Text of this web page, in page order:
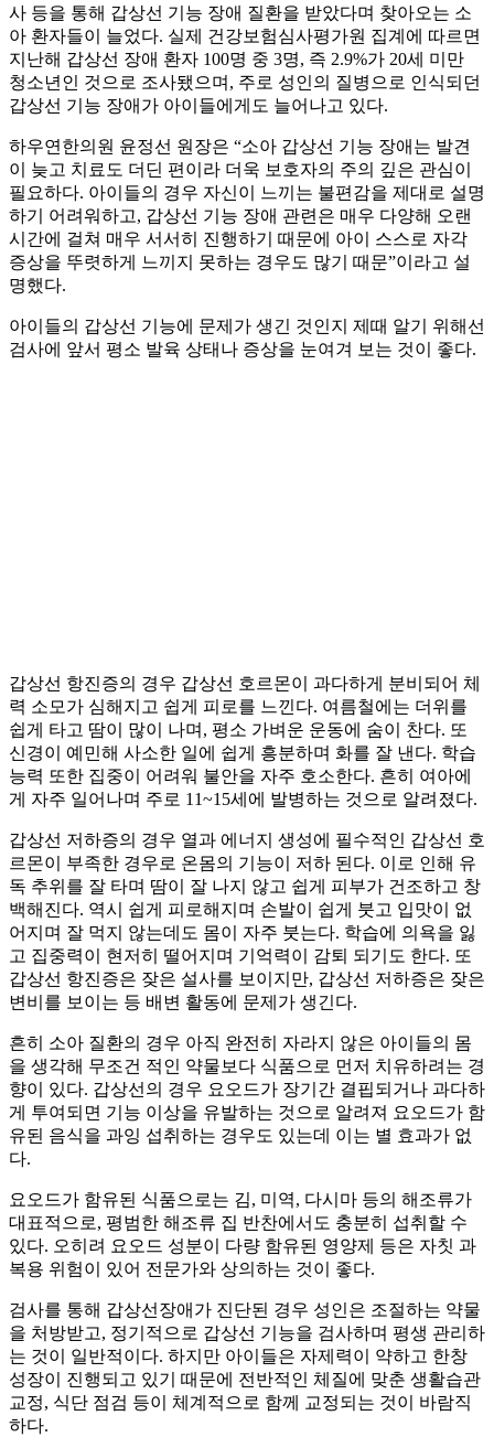
사 등을 통해 갑상선 기능 장애 질환을 받았다며 찾아오는 소
아 환자들이 늘었다. 실제 건강보험심사평가원 집계에 따르면
지난해 갑상선 장애 환자 100명 중 3명, 즉 2.9%가 20세 미만
청소년인 것으로 조사됐으며, 주로 성인의 질병으로 인식되던
갑상선 기능 장애가 아이들에게도 늘어나고 있다.
하우연한의원 윤정선 원장은 “소아 갑상선 기능 장애는 발견
이 늦고 치료도 더딘 편이라 더욱 보호자의 주의 깊은 관심이
필요하다. 아이들의 경우 자신이 느끼는 불편감을 제대로 설명
하기 어려워하고, 갑상선 기능 장애 관련은 매우 다양해 오랜
시간에 걸쳐 매우 서서히 진행하기 때문에 아이 스스로 자각
증상을 뚜렷하게 느끼지 못하는 경우도 많기 때문”이라고 설
명했다.
아이들의 갑상선 기능에 문제가 생긴 것인지 제때 알기 위해선
검사에 앞서 평소 발육 상태나 증상을 눈여겨 보는 것이 좋다.
갑상선 항진증의 경우 갑상선 호르몬이 과다하게 분비되어 체
력 소모가 심해지고 쉽게 피로를 느낀다. 여름철에는 더위를
쉽게 타고 땀이 많이 나며, 평소 가벼운 운동에 숨이 찬다. 또
신경이 예민해 사소한 일에 쉽게 흥분하며 화를 잘 낸다. 학습
능력 또한 집중이 어려워 불안을 자주 호소한다. 흔히 여아에
게 자주 일어나며 주로 11~15세에 발병하는 것으로 알려졌다.
갑상선 저하증의 경우 열과 에너지 생성에 필수적인 갑상선 호
르몬이 부족한 경우로 온몸의 기능이 저하 된다. 이로 인해 유
독 추위를 잘 타며 땀이 잘 나지 않고 쉽게 피부가 건조하고 창
백해진다. 역시 쉽게 피로해지며 손발이 쉽게 붓고 입맛이 없
어지며 잘 먹지 않는데도 몸이 자주 붓는다. 학습에 의욕을 잃
고 집중력이 현저히 떨어지며 기억력이 감퇴 되기도 한다. 또
갑상선 항진증은 잦은 설사를 보이지만, 갑상선 저하증은 잦은
변비를 보이는 등 배변 활동에 문제가 생긴다.
흔히 소아 질환의 경우 아직 완전히 자라지 않은 아이들의 몸
을 생각해 무조건 적인 약물보다 식품으로 먼저 치유하려는 경
향이 있다. 갑상선의 경우 요오드가 장기간 결핍되거나 과다하
게 투여되면 기능 이상을 유발하는 것으로 알려져 요오드가 함
유된 음식을 과잉 섭취하는 경우도 있는데 이는 별 효과가 없
다.
요오드가 함유된 식품으로는 김, 미역, 다시마 등의 해조류가
대표적으로, 평범한 해조류 집 반찬에서도 충분히 섭취할 수
있다. 오히려 요오드 성분이 다량 함유된 영양제 등은 자칫 과
복용 위험이 있어 전문가와 상의하는 것이 좋다.
검사를 통해 갑상선장애가 진단된 경우 성인은 조절하는 약물
을 처방받고, 정기적으로 갑상선 기능을 검사하며 평생 관리하
는 것이 일반적이다. 하지만 아이들은 자제력이 약하고 한창
성장이 진행되고 있기 때문에 전반적인 체질에 맞춘 생활습관
교정, 식단 점검 등이 체계적으로 함께 교정되는 것이 바람직
하다.